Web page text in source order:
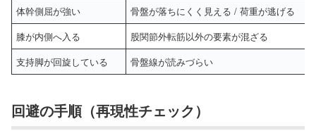
体幹側屈が強い
骨盤が落ちにくく見える / 荷重が逃げる
膝が内側へ入る
股関節外転筋以外の要素が混ざる
支持脚が回旋している
骨盤線が読みづらい
回避の手順（再現性チェック）